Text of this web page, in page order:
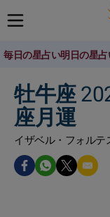
毎日の星占い明日の星
牡牛座
座月運
イザベル・フォルテ